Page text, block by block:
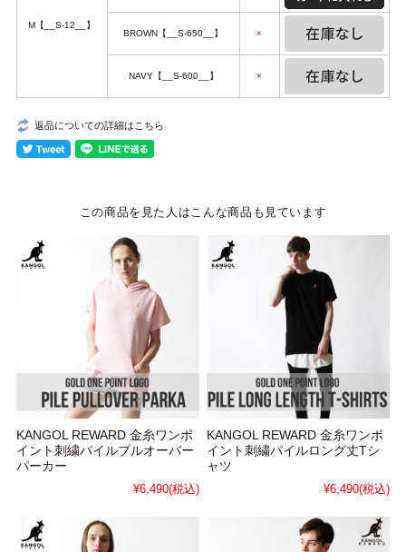
M【__S-12__】
BROWN【__S-650__】
×
NAVY【__S-600__】 ×
返品についての詳細はこちら
この商品を見た人はこんな商品も見ています
KANGOL REWARD 金糸ワンポ
イント刺繍パイルプルオーバー
パーカー
¥6,490(税込)
KANGOL REWARD 金糸ワンポ
イント刺繍パイルロング丈Tシ
ャツ
¥6,490(税込)